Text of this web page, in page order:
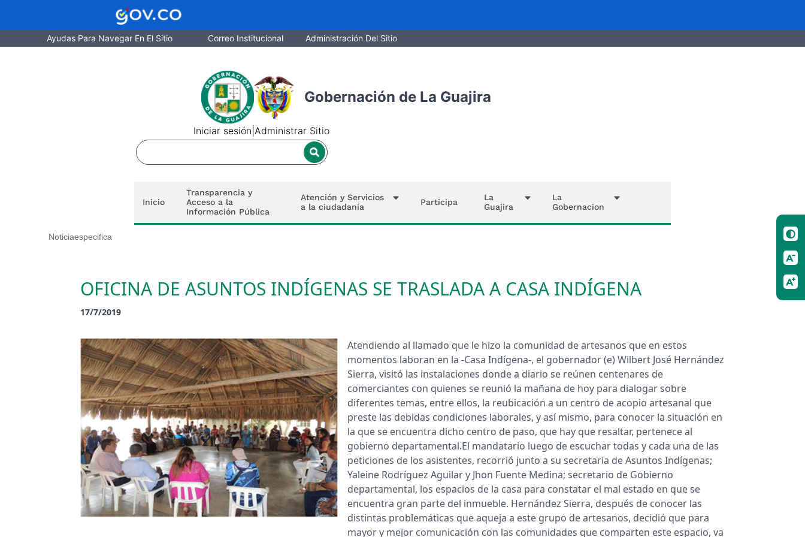
Ayudas Para Navegar En El Sitio Correo Institucional Administración Del Sitio
Gobernación de La Guajira
Iniciar sesión |Administrar Sitio
Inicio
Transparencia y
Acceso a la
Información Pública
Atención y Servicios
a la ciudadanía
Participa
La
Guajira
La
Gobernacion
Noticiaespecifica
OFICINA DE ASUNTOS INDÍGENAS SE TRASLADA A CASA INDÍGENA
17/7/2019
Atendiendo al llamado que le hizo la comunidad de artesanos que en estos
momentos laboran en la -Casa Indígena-, el gobernador (e) Wilbert José Hernández
Sierra, visitó las instalaciones donde a diario se reúnen centenares de
comerciantes con quienes se reunió la mañana de hoy para dialogar sobre
diferentes temas, entre ellos, la reubicación a un centro de acopio artesanal que
preste las debidas condiciones laborales, y así mismo, para conocer la situación en
la que se encuentra dicho centro de paso, que hay que resaltar, pertenece al
gobierno departamental.​ El mandatario luego de escuchar todas y cada una de las
peticiones de los asistentes, recorrió junto a su secretaria de Asuntos Indígenas;
Yaleine Rodríguez Aguilar y Jhon Fuente Medina; secretario de Gobierno
departamental, los espacios de la casa para constatar el mal estado en que se
encuentra gran parte del inmueble. Hernández Sierra, después de conocer las
distintas problemáticas que aqueja a este grupo de artesanos, decidió que para
mayor y mejor comunicación con las comunidades que comparten este espacio, va